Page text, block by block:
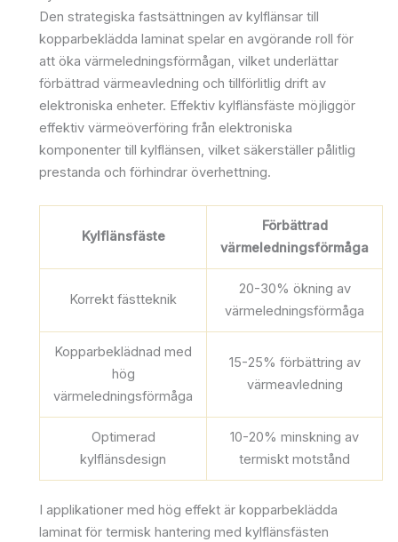
Den strategiska fastsättningen av kylflänsar till
kopparbeklädda laminat spelar en avgörande roll för
att öka värmeledningsförmågan, vilket underlättar
förbättrad värmeavledning och tillförlitlig drift av
elektroniska enheter. Effektiv kylflänsfäste möjliggör
effektiv värmeöverföring från elektroniska
komponenter till kylflänsen, vilket säkerställer pålitlig
prestanda och förhindrar överhettning.
Kylflänsfäste
Förbättrad
värmeledningsförmåga
Korrekt fästteknik
20-30% ökning av
värmeledningsförmåga
Kopparbeklädnad med
hög
värmeledningsförmåga
15-25% förbättring av
värmeavledning
Optimerad
kylflänsdesign
10-20% minskning av
termiskt motstånd
I applikationer med hög effekt är kopparbeklädda
laminat för termisk hantering med kylflänsfästen